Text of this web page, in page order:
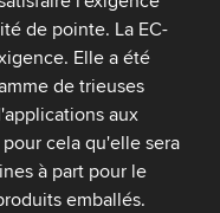
de pointe. La EC-
Elle a été
de trieuses
aux
cela qu'elle sera
à part pour le
emballés.